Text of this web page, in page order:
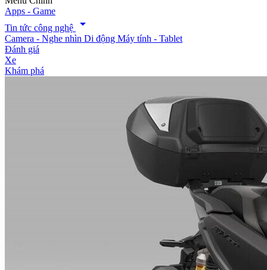
Apps - Game
Tin tức công nghệ
arrow_drop_down
Camera - Nghe nhìn Di động Máy tính - Tablet
Đánh giá
Xe
Khám phá